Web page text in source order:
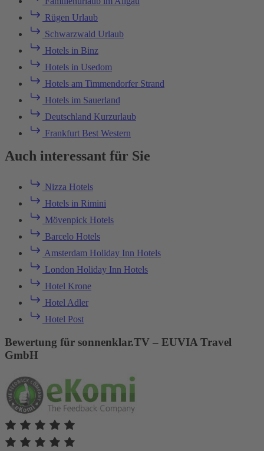
Rügen Urlaub
Schwarzwald Urlaub
Hotels in Binz
Hotels in Usedom
Hotels am Timmendorfer Strand
Hotels im Sauerland
Deutschland Kurzurlaub
Frankfurt Best Western
Auch interessant für Sie
Nizza Hotels
Hotels in Rimini
Mövenpick Hotels
Barcelo Hotels
Amsterdam Holiday Inn Hotels
London Holiday Inn Hotels
Hotel Krone
Hotel Adler
Hotel Post
Bewertung für sonnenklar.TV – EUVIA Travel
GmbH